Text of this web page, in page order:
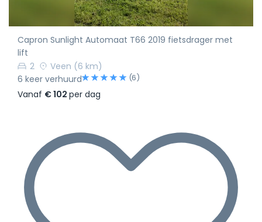
Capron Sunlight Automaat T66 2019 fietsdrager met
lift
2
Veen (6 km)
6 keer verhuurd
(6)
Vanaf € 102 per dag